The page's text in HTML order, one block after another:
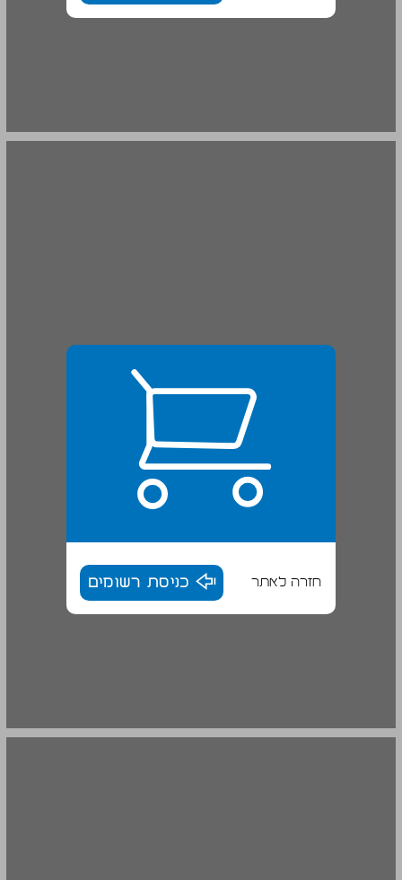
ההגנה בקיבוץ המאוחד בשנים 1929-1927 ... 18
חזרה לאתר כניסת רשומים
מאורעות אב תרפ"ט בישובי הקיבוץ המאוחד ... 19